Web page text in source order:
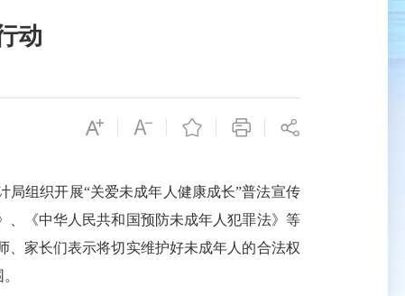
动
组织开展“关爱未成年人健康成长”普法宣传
、《中华人民共和国预防未成年人犯罪法》等
家长们表示将切实维护好未成年人的合法权